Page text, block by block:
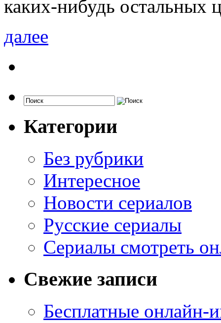
каких-нибудь остальных
далее
Категории
Без рубрики
Интересное
Новости сериалов
Русские сериалы
Сериалы смотреть
Свежие записи
Бесплатные